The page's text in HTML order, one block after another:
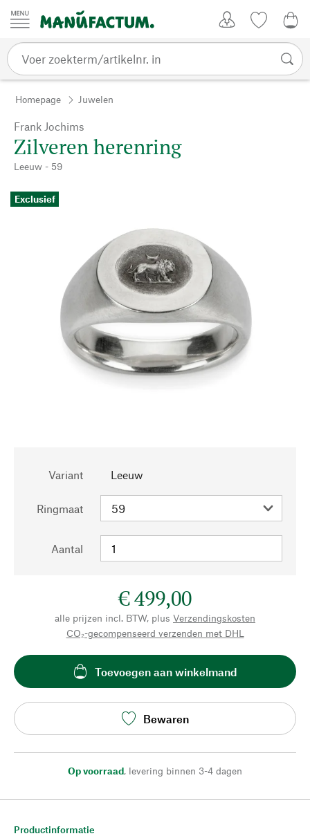
Passer au contenu
Homepage Juwelen
Frank Jochims
Zilveren herenring
Leeuw - 59
Exclusief
Variant Leeuw
Ringmaat
Aantal
€ 499,00
alle prijzen incl. BTW, plus Verzendingskosten
CO₂-gecompenseerd verzenden met DHL
Toevoegen aan winkelmand
Bewaren
Op voorraad, levering binnen 3-4 dagen
Productinformatie